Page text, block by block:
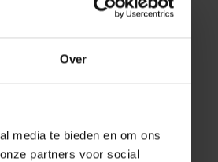
Over
media te bieden en om ons
partners voor social